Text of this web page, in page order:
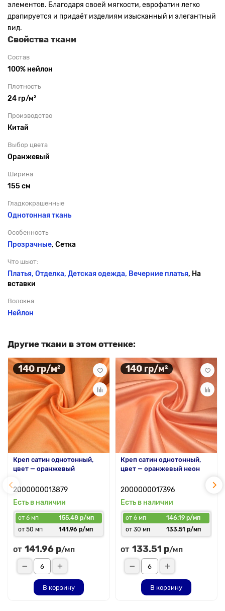
элементов. Благодаря своей мягкости, еврофатин легко
драпируется и придаёт изделиям изысканный и элегантный
вид.
Свойства ткани
Состав
100% нейлон
Плотность
24 гр/м²
Производство
Китай
Выбор цвета
Оранжевый
Ширина
155 см
Гладкокрашенные
Однотонная ткань
Особенность
Прозрачные, Сетка
Что шьют:
Платья, Отделка, Детская одежда, Вечерние платья, На
вставки
Волокна
Нейлон
Другие ткани в этом оттенке:
140 гр/м²
Креп сатин однотонный,
цвет — оранжевый
2000000013879
Есть в наличии
от 6 мп
155.48 р/мп
от 50 мп
141.96 р/мп
от 141.96 р/мп
В корзину
140 гр/м²
Креп сатин однотонный,
цвет — оранжевый неон
2000000017396
Есть в наличии
от 6 мп
146.19 р/мп
от 30 мп
133.51 р/мп
от 133.51 р/мп
В корзину